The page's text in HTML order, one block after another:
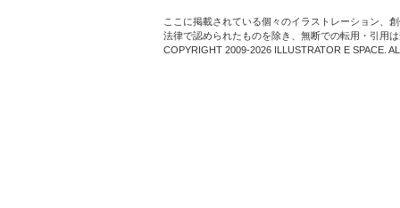
ここに掲載されている個々のイラストレーション、
法律で認められたものを除き、無断での転用・引用
COPYRIGHT 2009-2026 ILLUSTRATOR E SPACE.